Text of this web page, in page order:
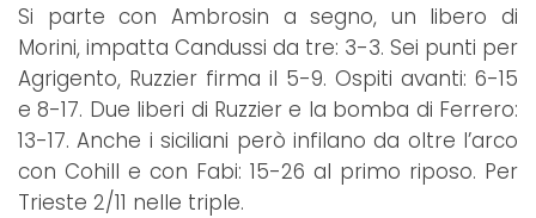
Si parte con Ambrosin a segno, un libero di
Morini, impatta Candussi da tre: 3-3. Sei punti per
Agrigento, Ruzzier firma il 5-9. Ospiti avanti: 6-15
e 8-17. Due liberi di Ruzzier e la bomba di Ferrero:
13-17. Anche i siciliani però infilano da oltre l’arco
con Cohill e con Fabi: 15-26 al primo riposo. Per
Trieste 2/11 nelle triple.